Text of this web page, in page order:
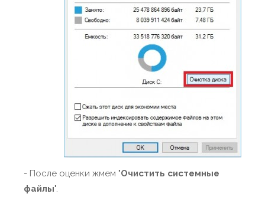
- После оценки жмем "Очистить системные
файлы".